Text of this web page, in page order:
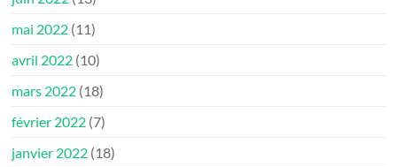
mai 2022 (11)
avril 2022 (10)
mars 2022 (18)
février 2022 (7)
janvier 2022 (18)